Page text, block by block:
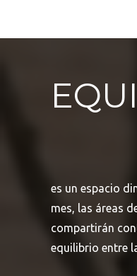
es un espacio
mes, las áreas
compartirán
equilibrio entre